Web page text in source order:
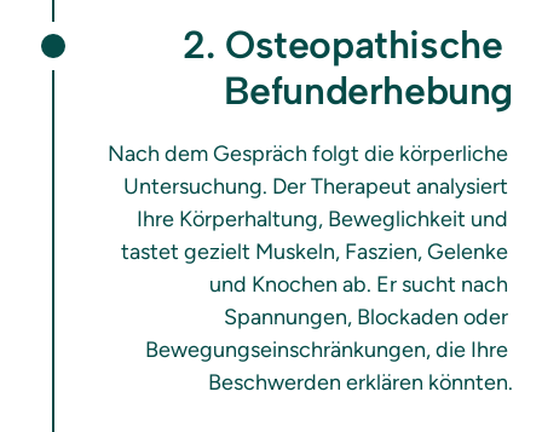
2. Osteopathische
Befunderhebung
Nach dem Gespräch folgt die körperliche
Untersuchung. Der Therapeut analysiert
Ihre Körperhaltung, Beweglichkeit und
tastet gezielt Muskeln, Faszien, Gelenke
und Knochen ab. Er sucht nach
Spannungen, Blockaden oder
Bewegungseinschränkungen, die Ihre
Beschwerden erklären könnten.